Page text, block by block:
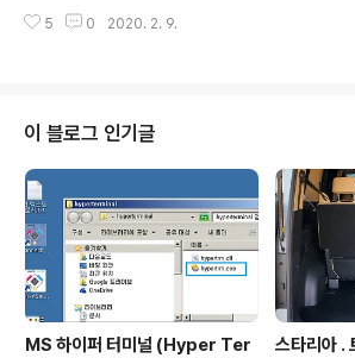
// 마지막 인자 값 2 : 2진수 , 10 : 10진수, 16 : 16진수.
_num = _T("00..
5 0 2020. 2. 9.
이 블로그 인기글
MS 하이퍼 터미널 (Hyper Ter
스타리아 .